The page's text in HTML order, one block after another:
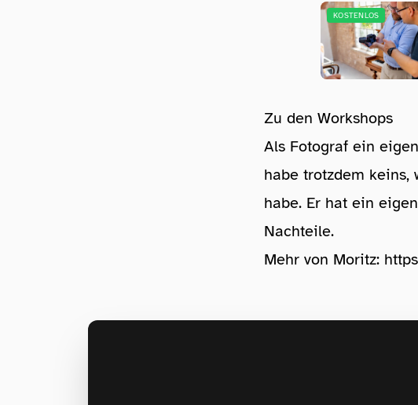
KOSTENLOS
Zu den Workshops
Als Fotograf ein
habe trotzdem
habe. Er hat ein
Nachteile.
Mehr von Moritz: ⁠